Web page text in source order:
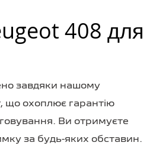
408 для
завдяки нашому
що охоплює гарантію
Ви отримуєте
за будь-яких обставин.